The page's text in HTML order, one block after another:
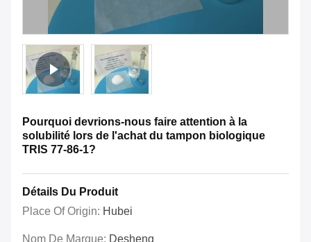
Pourquoi devrions-nous faire attention à la
solubilité lors de l'achat du tampon biologique
TRIS 77-86-1?
Détails Du Produit
Place Of Origin: Hubei
Nom De Marque: Desheng